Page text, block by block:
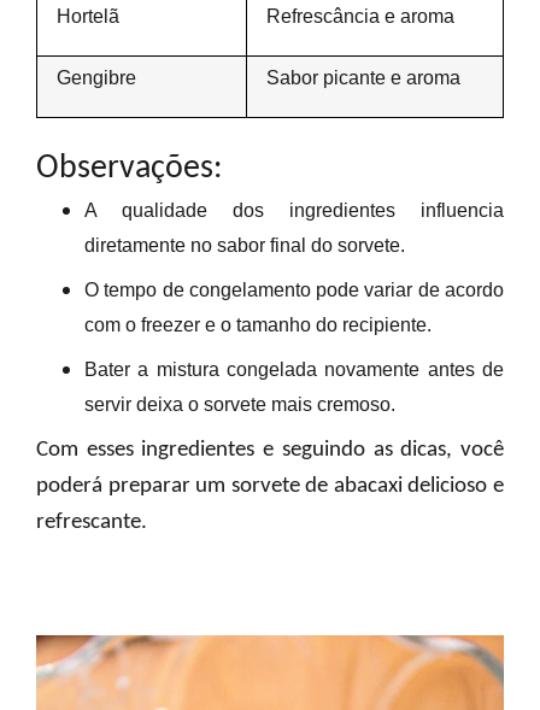
Hortelã Refrescância e aroma
Gengibre Sabor picante e aroma
Observações:
A qualidade dos ingredientes influencia
diretamente no sabor final do sorvete.
O tempo de congelamento pode variar de acordo
com o freezer e o tamanho do recipiente.
Bater a mistura congelada novamente antes de
servir deixa o sorvete mais cremoso.
Com esses ingredientes e seguindo as dicas, você
poderá preparar um sorvete de abacaxi delicioso e
refrescante.